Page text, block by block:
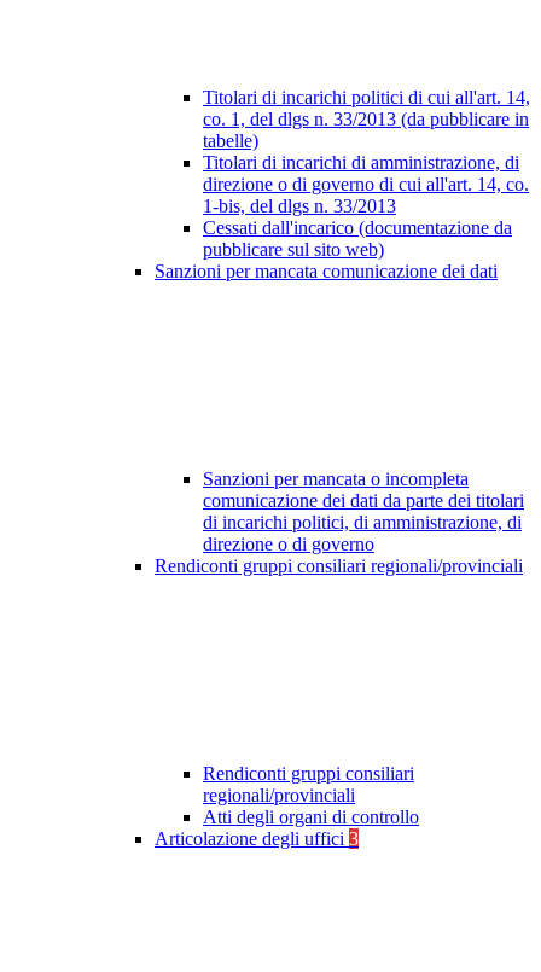
Titolari di incarichi politici di cui all'art. 14,
co. 1, del dlgs n. 33/2013 (da pubblicare in
tabelle)
Titolari di incarichi di amministrazione, di
direzione o di governo di cui all'art. 14, co.
1-bis, del dlgs n. 33/2013
Cessati dall'incarico (documentazione da
pubblicare sul sito web)
Sanzioni per mancata comunicazione dei dati
Sanzioni per mancata o incompleta
comunicazione dei dati da parte dei titolari
di incarichi politici, di amministrazione, di
direzione o di governo
Rendiconti gruppi consiliari regionali/provinciali
Rendiconti gruppi consiliari
regionali/provinciali
Atti degli organi di controllo
Articolazione degli uffici 3